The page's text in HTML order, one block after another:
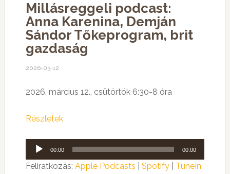
Millásreggeli podcast:
Anna Karenina, Demján
Sándor Tőkeprogram, brit
gazdaság
2026-03-12
2026. március 12., csütörtök 6:30-8 óra
Részletek
Audió
lejátszó
00:00 00:00
Feliratkozás: Apple Podcasts Spotify| TuneIn